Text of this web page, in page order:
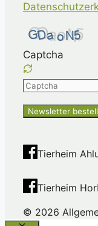
Captcha
Please
the
shown
in
the
CAPTCHA
to
ensure
Tierheim
Tierheim
© 2026